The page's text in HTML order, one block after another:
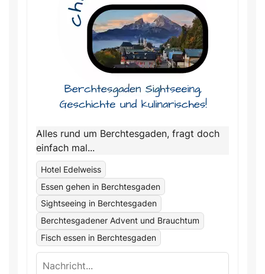
Alles rund um Berchtesgaden, fragt doch
einfach mal...
Hotel Edelweiss
Essen gehen in Berchtesgaden
Sightseeing in Berchtesgaden
Berchtesgadener Advent und Brauchtum
Fisch essen in Berchtesgaden